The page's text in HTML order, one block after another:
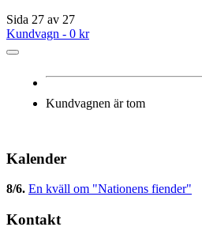
Sida 27 av 27
Kundvagn - 0 kr
Kundvagnen är tom
Kalender
8/6. En kväll om "Nationens fiender"
Kontakt